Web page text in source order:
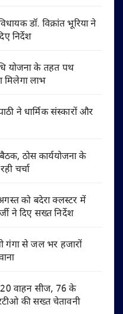
डॉ. विक्रांत भूरिया ने
निर्देश
योजना के तहत पथ
मिलेगा लाभ
ने धार्मिक संस्कारों और
बैठक, ठोस कार्ययोजना के
चर्चा
को बदेरा क्लस्टर में
ने दिए सख्त निर्देश
गंगा से जल भर हजारों
20 वाहन सीज, 76 के
की सख्त चेतावनी